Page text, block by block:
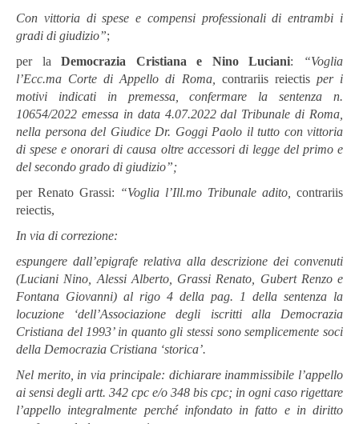
Con vittoria di spese e compensi professionali di entrambi i
gradi di giudizio”;
per laDemocrazia Cristiana e Nino Luciani:
“Voglia
l’Ecc.ma Corte di Appellodi Roma, contrariis reiectis per i
motivi indicati in premessa, confermare la sentenza n.
10654/2022 emessa in data 4.07.2022 dal Tribunale di Roma,
nella persona del Giudice Dr. Goggi Paolo il tutto con vittoria
di spese e onorari di causa oltre accessori di legge del primo e
del secondo grado di giudizio”;
per Renato Grassi: “Voglia l’Ill.mo Tribunale adito,
contrariis
reiectis,
In via di correzione:
espungere dall’epigrafe relativa alla descrizione dei convenuti
(Luciani Nino, Alessi Alberto, Grassi Renato, Gubert Renzo e
Fontana Giovanni) al rigo 4 della pag. 1 della sentenza la
locuzione
‘dell’Associazione degli iscritti alla Democrazia
Cristiana del 1993’ in quanto gli stessi sono semplicemente soci
della Democrazia Cristiana ‘storica’.
Nel merito, in via principale: dichiarare inammissibile l’appello
ai sensi degli artt. 342 cpc e/o 348 bis cpc; in ogni caso rigettare
l’appello integralmente perché infondato in fatto e in diritto